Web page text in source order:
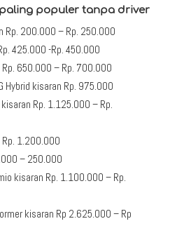
populer tanpa driver
Rp. 200.000 – Rp. 250.000
425.000 -Rp. 450.000
Rp. 650.000 – Rp. 700.000
Hybrid kisaran Rp. 975.000
kisaran Rp. 1.125.000 – Rp.
Rp. 1.200.000
– 250.000
kisaran Rp. 1.100.000 – Rp.
kisaran Rp 2.625.000 – Rp